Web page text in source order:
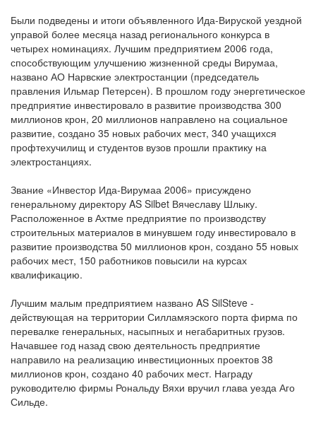
Были подведены и итоги объявленного Ида-Вируской уездной
управой более месяца назад регионального конкурса в
четырех номинациях. Лучшим предприятием 2006 года,
способствующим улучшению жизненной среды Вирумаа,
названо АО Нарвские электростанции (председатель
правления Ильмар Петерсен). В прошлом году энергетическое
предприятие инвестировало в развитие производства 300
миллионов крон, 20 миллионов направлено на социальное
развитие, создано 35 новых рабочих мест, 340 учащихся
профтехучилищ и студентов вузов прошли практику на
электростанциях.
Звание «Инвестор Ида-Вирумаа 2006» присуждено
генеральному директору AS Silbet Вячеславу Шлыку.
Расположенное в Ахтме предприятие по производству
строительных материалов в минувшем году инвестировало в
развитие производства 50 миллионов крон, создано 55 новых
рабочих мест, 150 работников повысили на курсах
квалификацию.
Лучшим малым предприятием названо AS SilSteve -
действующая на территории Силламяэского порта фирма по
перевалке генеральных, насыпных и негабаритных грузов.
Начавшее год назад свою деятельность предприятие
направило на реализацию инвестиционных проектов 38
миллионов крон, создано 40 рабочих мест. Награду
руководителю фирмы Рональду Вяхи вручил глава уезда Аго
Сильде.